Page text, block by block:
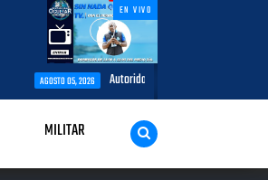
EN VIVO
Autoridades del CESAC y explotadores de aeronaves
MILITAR